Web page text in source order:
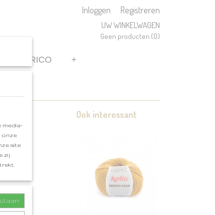
Inloggen Registreren
UW WINKELWAGEN
Geen producten (0)
RICO +
Ook interessant
onze
site
zij